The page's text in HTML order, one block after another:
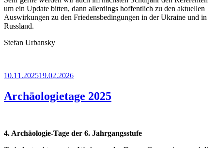
um ein Update bitten, dann allerdings hoffentlich zu den aktuellen
Auswirkungen zu den Friedensbedingungen in der Ukraine und in
Russland.
Stefan Urbansky
Veröffentlicht
10.11.202519.02.2026
Archäologietage 2025
4. Archäologie-Tage der 6. Jahrgangsstufe